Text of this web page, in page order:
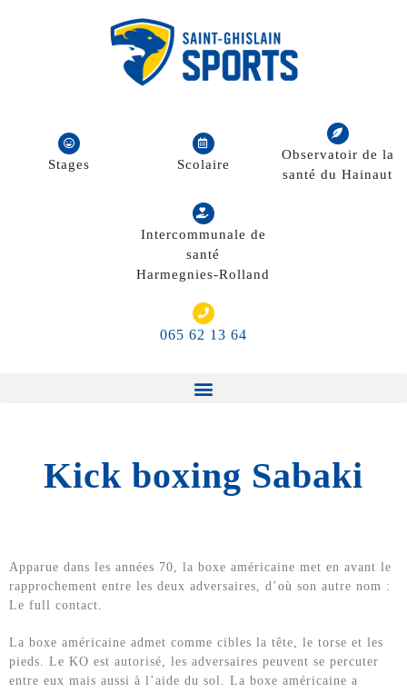
Stages Scolaire
Observatoir de la
santé du Hainaut
Intercommunale de
santé
Harmegnies-Rolland
065 62 13 64
Kick boxing Sabaki
Apparue dans les années 70, la boxe américaine met en avant le
rapprochement entre les deux adversaires, d’où son autre nom :
Le full contact.
La boxe américaine admet comme cibles la tête, le torse et les
pieds. Le KO est autorisé, les adversaires peuvent se percuter
entre eux mais aussi à l’aide du sol. La boxe américaine a